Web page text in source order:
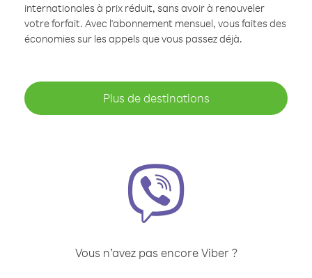
internationales à prix réduit, sans avoir à renouveler
votre forfait. Avec l'abonnement mensuel, vous faites des
économies sur les appels que vous passez déjà.
Plus de destinations
Vous n’avez pas encore Viber ?